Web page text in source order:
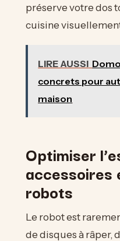
préserve votre dos
cuisine
LIRE AUSSI
concrets pour
maison
Optimiser
robots
Le robot est
de disques à râper,